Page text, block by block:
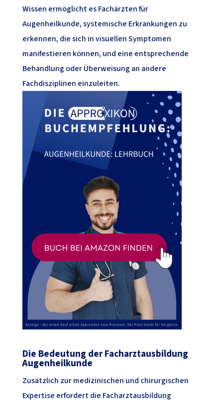
Wissen ermöglicht es Fachärzten für
Augenheilkunde, systemische Erkrankungen zu
erkennen, die sich in visuellen Symptomen
manifestieren können, und eine entsprechende
Behandlung oder Überweisung an andere
Fachdisziplinen einzuleiten.
Die Bedeutung der Facharztausbildung
Augenheilkunde
Zusätzlich zur medizinischen und chirurgischen
Expertise erfordert die Facharztausbildung